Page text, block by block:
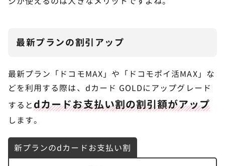
最新プランの割引アップ
最新プラン「ドコモMAX」や「ドコモポイ活MAX」な
どを利用する際は、dカード GOLDにアップグレード
するとdカードお支払い割の割引額がアップ
します。
新プランのdカードお支払い割